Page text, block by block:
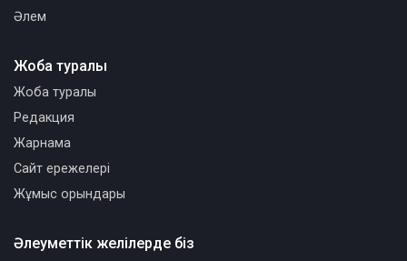
Әлеуметтік желілерде біз
Әлем
Жоба туралы
Жоба туралы
Редакция
Жарнама
Сайт ережелері
Жұмыс орындары